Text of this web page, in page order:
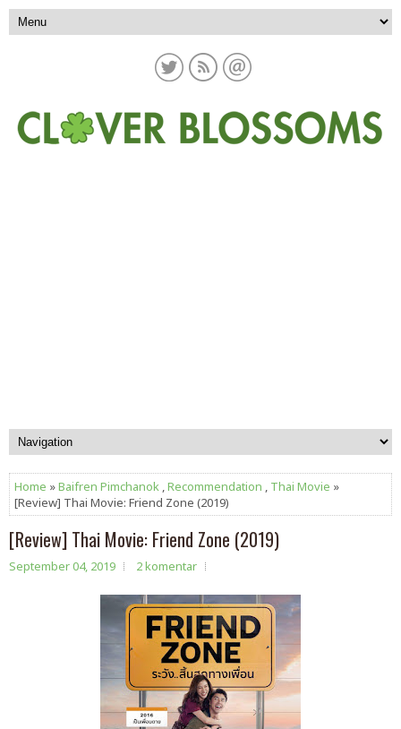
Home »Baifren Pimchanok ,Recommendation , Thai Movie »
[Review] Thai Movie: Friend Zone (2019)
[Review] Thai Movie: Friend Zone (2019)
September 04, 2019 2 komentar